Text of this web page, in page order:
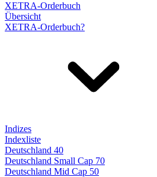
XETRA-Orderbuch
Übersicht
XETRA-Orderbuch?
Indizes
Indexliste
Deutschland 40
Deutschland Small Cap 70
Deutschland Mid Cap 50